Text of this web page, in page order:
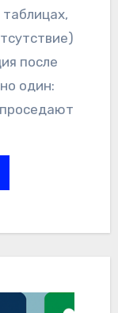
после
один: